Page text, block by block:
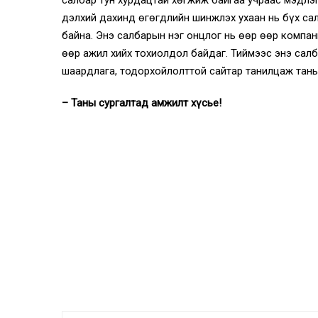
дэлхий дахинд өгөгдлийн шинжлэх ухаан нь бүх
байна. Энэ салбарын нэг онцлог нь өөр өөр
өөр ажил хийх тохиолдол байдаг. Тиймээс энэ
шаардлага, тодорхойлолттой сайтар танилцаж
– Таны сургалтад амжилт хүсье!